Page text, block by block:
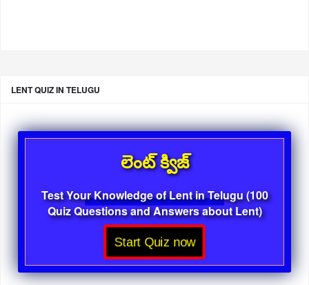
LENT QUIZ IN TELUGU
లెంట్ క్విజ్
Test Your Knowledge of Lent in Telugu (100
Quiz Questions and Answers about Lent)
Start Quiz now